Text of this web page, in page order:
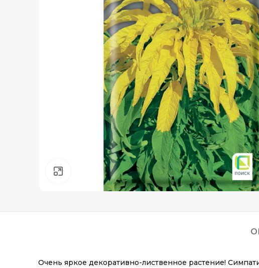
Нажмите, чтобы увеличить
Очень яркое декоративно-лиственное растение!